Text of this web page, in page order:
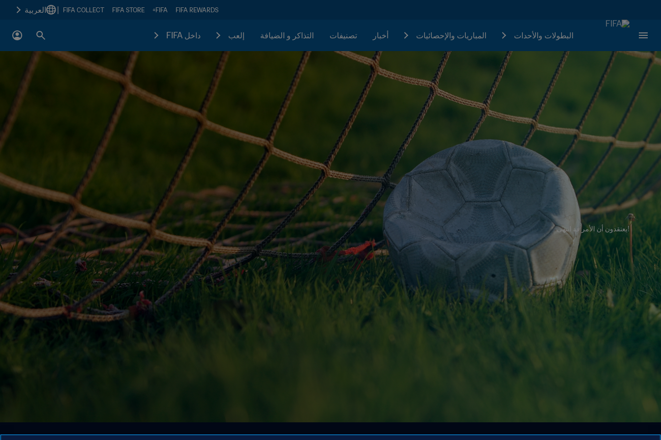
FIFA REWARDS
FIFA+
FIFA STORE
FIFA COLLECT العربية
البطولات والأحدات المباريات والإحصائيات أخبار تصنيفات التذاكر و الضيافة إلعب داخل FIFA
!يعتقدون أن الأمر قد انتهى